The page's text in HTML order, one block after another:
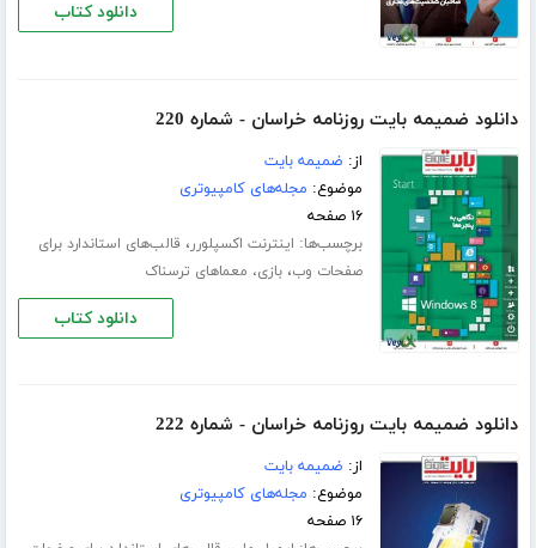
دانلود کتاب
دانلود ضمیمه بایت روزنامه خراسان - شماره 220
از: ضمیمه بایت
موضوع: مجله‌های کامپیوتری
۱۶ صفحه
برچسب‌ها: اینترنت اکسپلورر، قالب‌های استاندارد برای
صفحات وب،بازی، معماهای ترسناک
دانلود کتاب
دانلود ضمیمه بایت روزنامه خراسان - شماره 222
از: ضمیمه بایت
موضوع: مجله‌های کامپیوتری
۱۶ صفحه